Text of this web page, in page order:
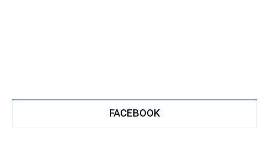
FACEBOOK